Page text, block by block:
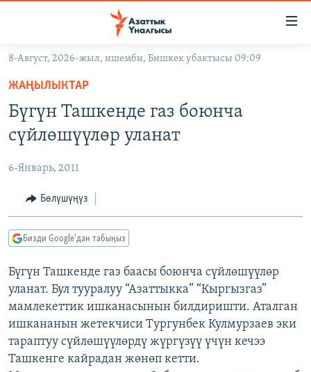
Навигацияга
өтүңүз
Издөөгө
салыңызКЫРГЫЗСТАН
ЭКОНОМИКА
МАДАНИЯТ
ДҮЙНӨ
БОРБОР АЗИЯ
УКРАИНА
АТАЙЫН ИЛИКТӨӨ
ТВ ПРОГРАММАЛАР
ЭКСПЕРТТЕР ТАЛДАЙТ
БИЗ ЖАНА ДҮЙНӨ
ДАНИСТЕ
ЭЖЕ-СИҢДИЛЕР
АЗАТТЫК+
ӨЗГӨЧӨ ПИКИР
Русский
ОНЛАЙН ШЕРИНЕ
8-Август, 2026-жыл, ишемби, Бишкек убактысы 09:09
ЖАҢЫЛЫКТАР
Бүгүн Ташкенде газ боюнча
сүйлөшүүлөр уланат
6-Январь, 2011
Бөлүшүңүз
Бизди Google'дан табыңыз
Бүгүн Ташкенде газ баасы боюнча сүйлөшүүлөр
уланат. Бул тууралуу “Азаттыкка” “Кыргызгаз”
мамлекеттик ишканасынын билдиришти. Аталган
ишкананын жетекчиси Тургунбек Кулмурзаев эки
тараптуу сүйлөшүүлөрдү жүргүзүү үчүн кечээ
Ташкенге кайрадан жөнөп кетти.